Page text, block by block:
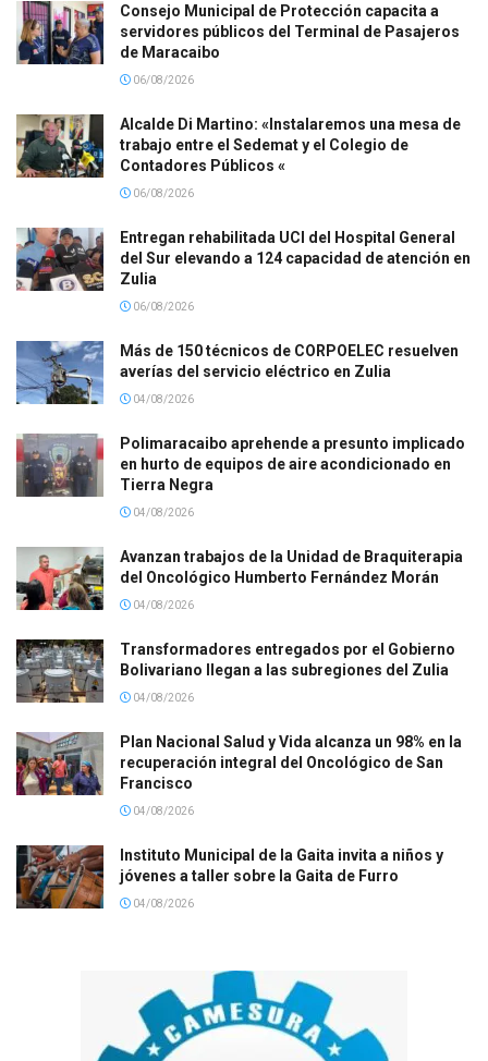
Consejo Municipal de Protección capacita a
servidores públicos del Terminal de Pasajeros
de Maracaibo
06/08/2026
Alcalde Di Martino: «Instalaremos una mesa de
trabajo entre el Sedemat y el Colegio de
Contadores Públicos «
06/08/2026
Entregan rehabilitada UCI del Hospital General
del Sur elevando a 124 capacidad de atención en
Zulia
06/08/2026
Más de 150 técnicos de CORPOELEC resuelven
averías del servicio eléctrico en Zulia
04/08/2026
Polimaracaibo aprehende a presunto implicado
en hurto de equipos de aire acondicionado en
Tierra Negra
04/08/2026
Avanzan trabajos de la Unidad de Braquiterapia
del Oncológico Humberto Fernández Morán
04/08/2026
Transformadores entregados por el Gobierno
Bolivariano llegan a las subregiones del Zulia
04/08/2026
Plan Nacional Salud y Vida alcanza un 98% en la
recuperación integral del Oncológico de San
Francisco
04/08/2026
Instituto Municipal de la Gaita invita a niños y
jóvenes a taller sobre la Gaita de Furro
04/08/2026